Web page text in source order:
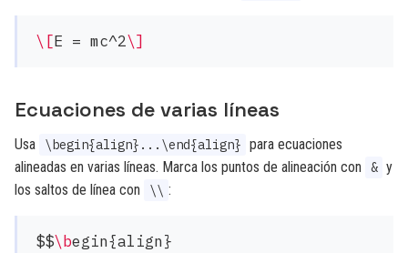
\[E = mc^2\]
Ecuaciones de varias líneas
Usa \begin{align}...\end{align} para ecuaciones
alineadas en varias líneas. Marca los puntos de alineación con
& y
los saltos de línea con
\\ :
$$\begin{align}